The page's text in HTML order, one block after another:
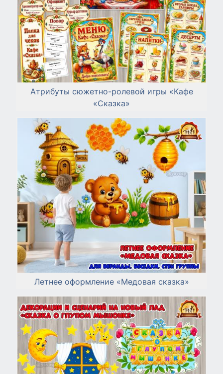
Атрибуты сюжетно-ролевой игры «Кафе
«Сказка»
Летнее оформление «Медовая сказка»